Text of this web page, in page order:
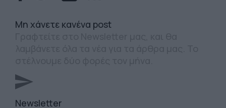
Mη χάνετε κανένα post
Newsletter